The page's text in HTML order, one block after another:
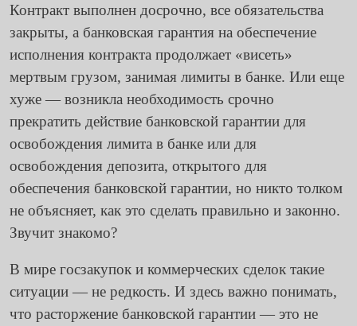
Контракт выполнен досрочно, все обязательства
закрыты, а банковская гарантия на обеспечение
исполнения контракта продолжает «висеть»
мертвым грузом, занимая лимиты в банке. Или еще
хуже — возникла необходимость срочно
прекратить действие банковской гарантии для
освобождения лимита в банке или для
освобождения депозита, открытого для
обеспечения банковской гарантии, но никто толком
не объясняет, как это сделать правильно и законно.
Звучит знакомо?
В мире госзакупок и коммерческих сделок такие
ситуации — не редкость. И здесь важно понимать,
что расторжение банковской гарантии — это не